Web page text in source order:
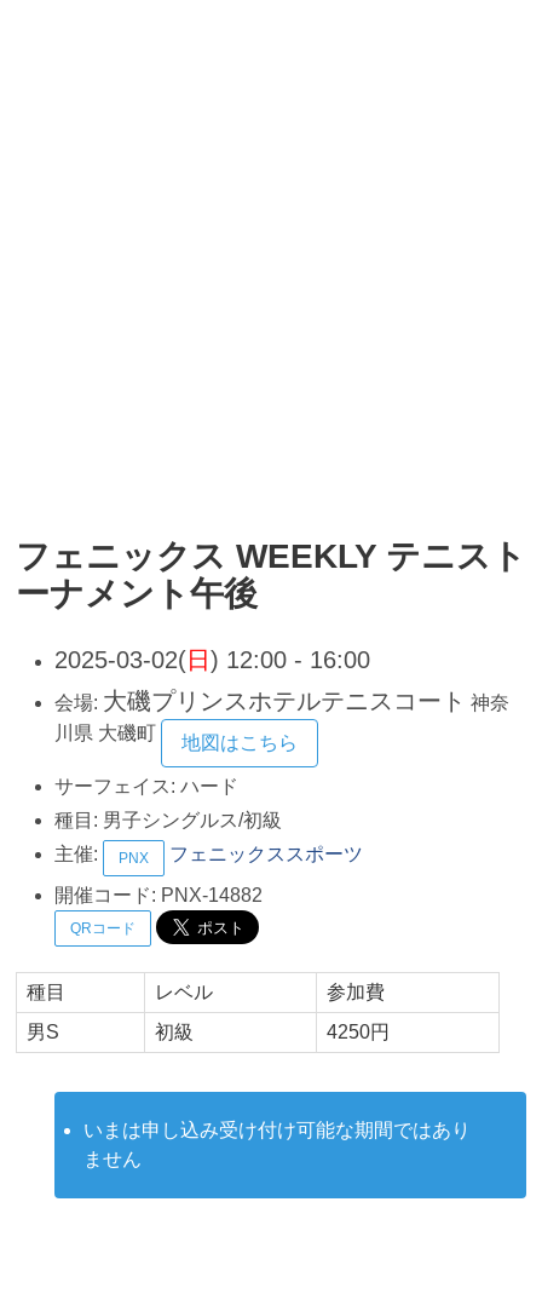
フェニックス WEEKLY テニスト
ーナメント午後
2025-03-02(日 ) 12:00 - 16:00
会場: 大磯プリンスホテルテニスコート 神奈
川県 大磯町 地図はこちら
サーフェイス: ハード
種目: 男子シングルス/初級
主催:
PNX
フェニックススポーツ
開催コード: PNX-14882
QRコード
種目 レベル
参加費
男S
初級 4250円
いまは申し込み受け付け可能な期間ではあり
ません